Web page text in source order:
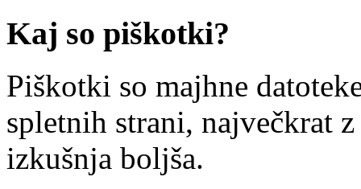
Kaj so piškotki?
Piškotki so majhne
spletnih strani, največkrat
izkušnja boljša.